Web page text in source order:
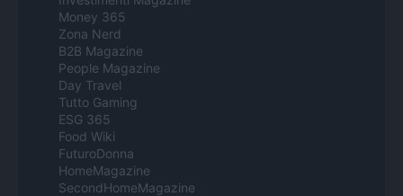
Money 365
Zona Nerd
B2B Magazine
People Magazine
Day Travel
Tutto Gaming
ESG 365
Food Wiki
FuturoDonna
HomeMagazine
SecondHomeMagazine